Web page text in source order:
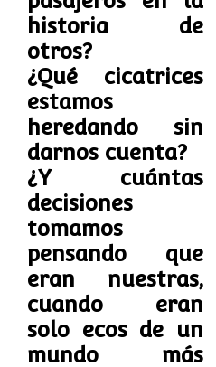
historia de
otros?
¿Qué cicatrices
estamos
heredando sin
darnos cuenta?
¿Y cuántas
decisiones
tomamos
pensando que
eran nuestras,
cuando eran
solo ecos de un
mundo más